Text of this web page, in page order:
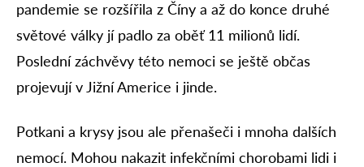
pandemie se rozšířila z Číny a až do konce druhé
světové války jí padlo za oběť 11 milionů lidí.
Poslední záchvěvy této nemoci se ještě občas
projevují v Jižní Americe i jinde.
Potkani a krysy jsou ale přenašeči i mnoha dalších
nemocí. Mohou nakazit infekčními chorobami lidi i